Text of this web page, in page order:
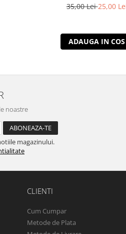
35,00 Lei25,00
ADAUGA IN COS
noastre
magazinului.
CLIENTI
Cum Cumpar
Metode de Plata